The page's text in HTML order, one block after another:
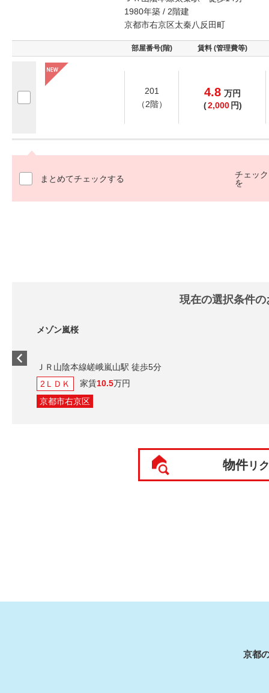
1980年築 / 2階建
京都市右京区太秦八反田町
部屋番号(階) 賃料 (管理費等)
201
（2階）
4.8 万円
(2,000 円)
まとめてチェックする
チェッ
を
現在の選択条件
メゾン嵐桜
ＪＲ山陰本線嵯峨嵐山駅 徒歩5分
2ＬＤＫ
家賃10.5万円
京都市右京区
物件リ
京都